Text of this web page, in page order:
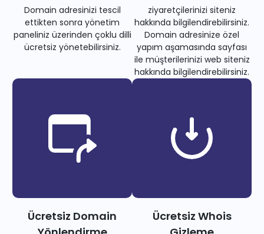
Domain adresinizi tescil
ettikten sonra yönetim
paneliniz üzerinden çoklu dilli
ücretsiz yönetebilirsiniz.
ziyaretçilerinizi siteniz
hakkında bilgilendirebilirsiniz.
Domain adresinize özel
yapım aşamasında sayfası
ile müşterilerinizi web siteniz
hakkında bilgilendirebilirsiniz.
Ücretsiz Domain
Ücretsiz Whois